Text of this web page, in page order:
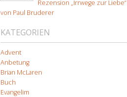
Rezension „Irrwege zur Liebe“
von Paul Bruderer
KATEGORIEN
Advent
Anbetung
Brian McLaren
Buch
Evangelim